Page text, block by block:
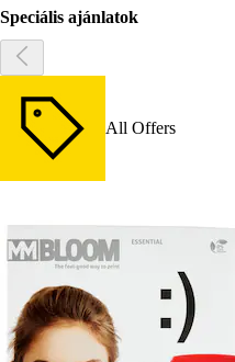
Speciális ajánlatok
All Offers